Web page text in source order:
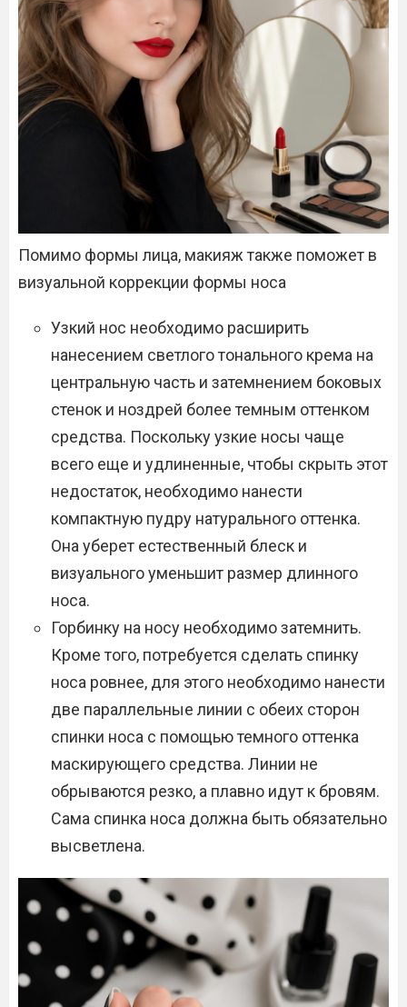
Помимо формы лица, макияж также поможет в
визуальной коррекции формы носа
Узкий нос необходимо расширить
нанесением светлого тонального крема на
центральную часть и затемнением боковых
стенок и ноздрей более темным оттенком
средства. Поскольку узкие носы чаще
всего еще и удлиненные, чтобы скрыть этот
недостаток, необходимо нанести
компактную пудру натурального оттенка.
Она уберет естественный блеск и
визуального уменьшит размер длинного
носа.
Горбинку на носу необходимо затемнить.
Кроме того, потребуется сделать спинку
носа ровнее, для этого необходимо нанести
две параллельные линии с обеих сторон
спинки носа с помощью темного оттенка
маскирующего средства. Линии не
обрываются резко, а плавно идут к бровям.
Сама спинка носа должна быть обязательно
высветлена.